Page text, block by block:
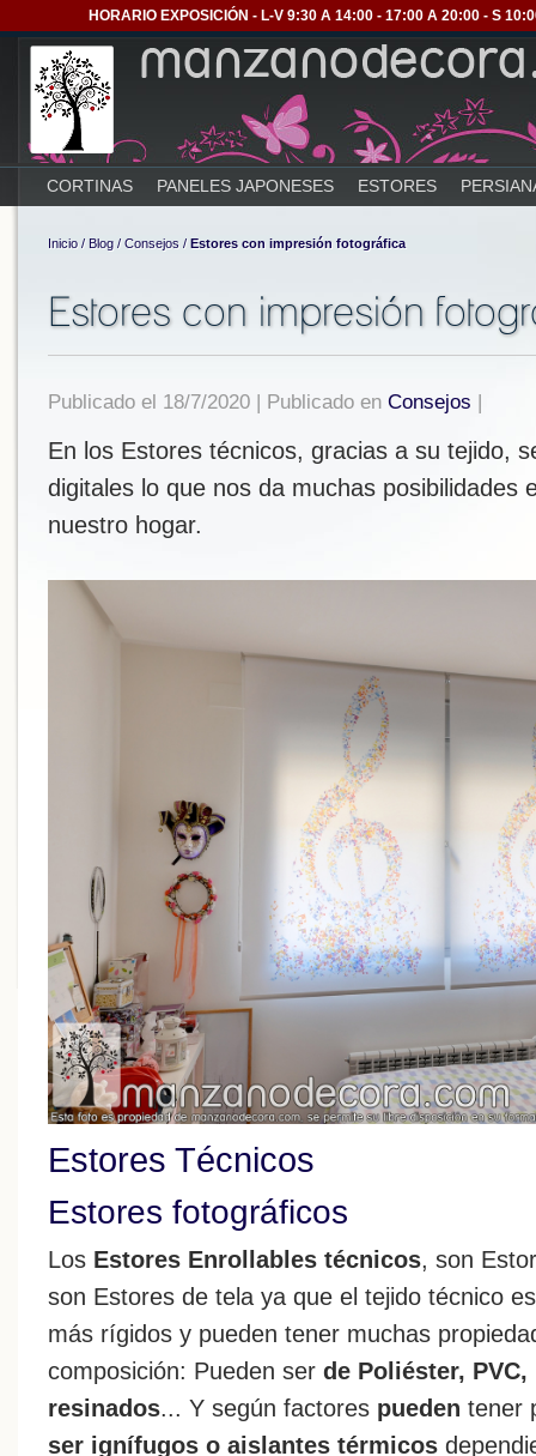
HORARIO EXPOSICIÓN - L-V 9:30 A 14:00 - 17:00 A 20:00 - S
CORTINAS PANELES JAPONESES ESTORES
Inicio / Blog /Consejos /Estores con impresión fotográfica
Estores con impresión
Publicado el 18/7/2020 | Publicado en Consejos |
En los Estores técnicos, gracias a su tejido,
digitales lo que nos da muchas posibilidades
nuestro hogar.
Estores Técnicos
Estores fotográficos
Los Estores Enrollables técnicos, son
son Estores de tela ya que el tejido técnico
más rígidos y pueden tener muchas
composición: Pueden ser de Poliéster,
resinados... Y según factores pueden tener
ser ignífugos o aislantes térmicos